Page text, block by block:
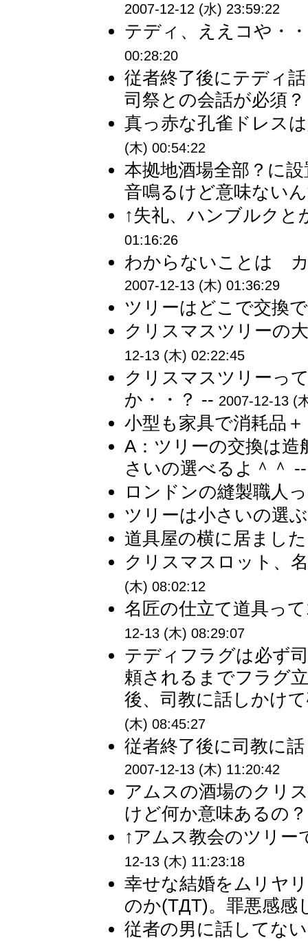
2007-12-12 (水) 23:59:22
テディ、ええコや・
00:28:20
従者終了後にテディ
司祭との会話が必須
真っ赤な孔雀ドレス
(木) 00:54:22
本拠地酒場全部？に
音鳴るけど意味ない
↑失礼、ハンブルク
01:16:26
わからないことは
2007-12-13 (木) 01:36:29
ツリーはどこで交換
クリスマスツリーの
12-13 (木) 02:22:45
クリスマスツリーっ
か・・？ -- 2007-12-13 (
小型も家具で消耗品
A：ツリーの交換は
さいの選べるよ＾＾
ロンドンの縫製職人
ツリーは小さいの選
道具屋の横に居まし
クリスマスロット、
(木) 08:02:12
名匠の仕立て道具っ
12-13 (木) 08:29:07
テディフラグは必ず
頼されるまでフラグ
後、司教に話しかけ
(木) 08:45:27
従者終了後に司教に
2007-12-13 (木) 11:20:42
アムスの酒場のクリ
けど何か意味あるの
↑アムス教会のツリ
12-13 (木) 11:23:18
幸せな結婚をムリヤ
のか(TДT)。罪悪感感
従者の男に話してな